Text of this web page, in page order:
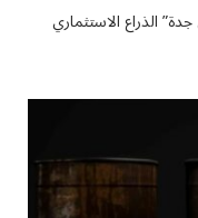
“وادي جدة” الذراع الاستثماري